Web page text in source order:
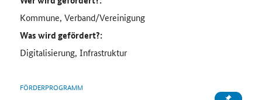
Kommune, Verband/Vereinigung
Was wird gefördert?:
Digitalisierung, Infrastruktur
FÖRDERPROGRAMM